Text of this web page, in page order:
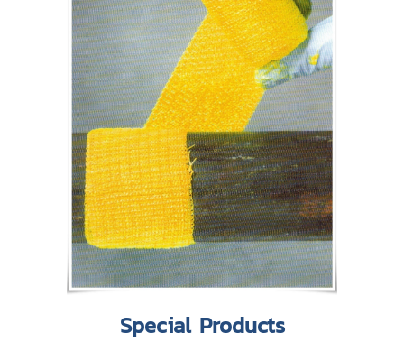
Special Products